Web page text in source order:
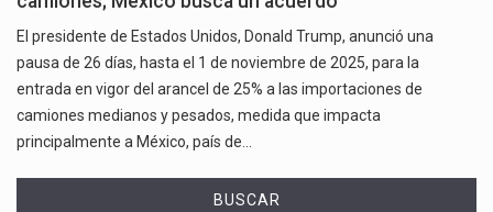
El presidente de Estados Unidos, Donald Trump, anunció una
pausa de 26 días, hasta el 1 de noviembre de 2025, para la
entrada en vigor del arancel de 25% a las importaciones de
camiones medianos y pesados, medida que impacta
principalmente a México, país de…
BUSCAR